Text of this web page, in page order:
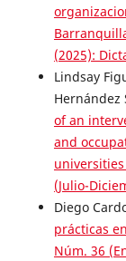
(2025):
Lindsay
Hernández
of an
and
(Julio-
Diego
prácticas
Núm. 36